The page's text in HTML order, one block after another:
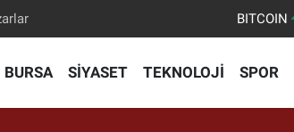
BITCOIN
EURO
BURSA SİYASET TEKNOLOJİ SPOR